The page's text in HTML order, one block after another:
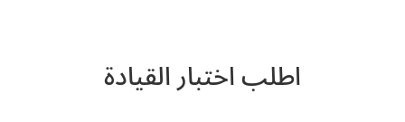
اطلب اختبار القيادة